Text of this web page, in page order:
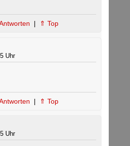
| ⇑ Top
Uhr
| ⇑ Top
Uhr